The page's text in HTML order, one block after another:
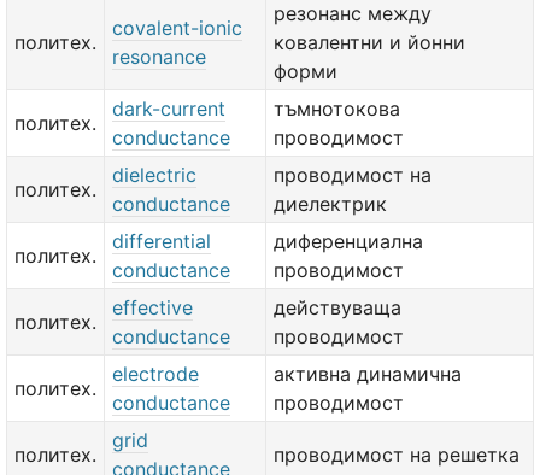
политех.
covalent-ionic
resonance
резонанс между
ковалентни и йонни
форми
политех.
dark-current
conductance
тъмнотокова
проводимост
политех.
dielectric
conductance
проводимост на
диелектрик
политех.
differential
conductance
диференциална
проводимост
политех.
effective
conductance
действуваща
проводимост
политех.
electrode
conductance
активна динамична
проводимост
политех.
grid
conductance
проводимост на решетка